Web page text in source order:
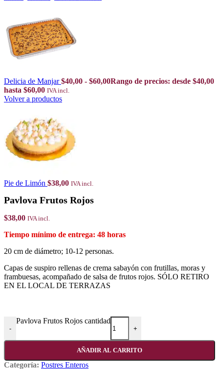
Delicia de Manjar$40,00 - $60,00Rango de precios: desde $40,00
hasta $60,00 IVA incl.
Volver a productos
Pie de Limón $38,00 IVA incl.
Pavlova Frutos Rojos
$38,00 IVA incl.
48 horas
20 cm de diámetro; 10-12 personas.
Capas de suspiro rellenas de crema sabayón con frutillas, moras y
frambuesas, acompañado de salsa de frutos rojos. SÓLO RETIRO
EN EL LOCAL DE TERRAZAS
-
Pavlova Frutos Rojos cantidad
+
AÑADIR AL CARRITO
Categoría: Postres Enteros